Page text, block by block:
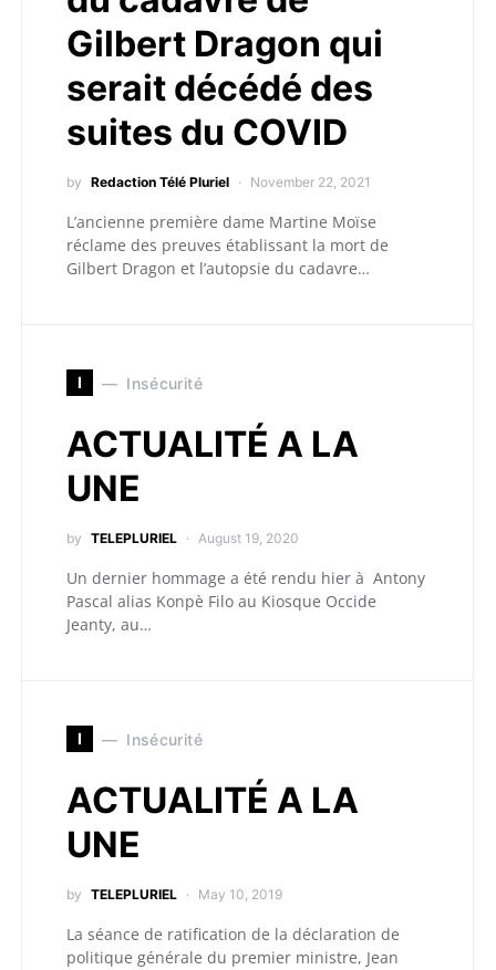
Gilbert Dragon qui
serait décédé des
suites du COVID
by Redaction Télé Pluriel November 22, 2021
L’ancienne première dame Martine Moïse
réclame des preuves établissant la mort de
Gilbert Dragon et l’autopsie du cadavre…
I Insécurité
ACTUALITÉ A LA
UNE
by TELEPLURIEL August 19, 2020
Un dernier hommage a été rendu hier à Antony
Pascal alias Konpè Filo au Kiosque Occide
Jeanty, au…
I Insécurité
ACTUALITÉ A LA
UNE
by TELEPLURIEL May 10, 2019
La séance de ratification de la déclaration de
politique générale du premier ministre, Jean